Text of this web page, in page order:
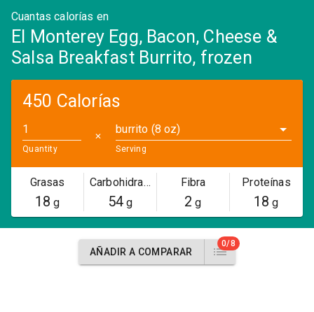
Cuantas calorías en
El Monterey Egg, Bacon, Cheese &
Salsa Breakfast Burrito, frozen
450 Calorías
Quantity
✕
burrito (8 oz)
Serving
Grasas
18 g
Carbohidratos
54g
Fibra
2 g
Proteínas
18 g
AÑADIR A COMPARAR
0/8